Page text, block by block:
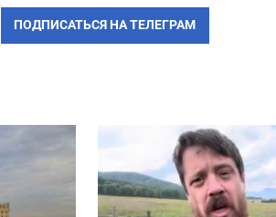
ПОДПИСАТЬСЯ НА ТЕЛЕГРАМ